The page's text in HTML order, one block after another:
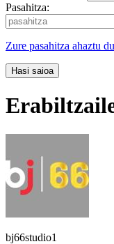
Pasahitza:
Zure pasahitza ahaztu
Hasi saioa
bj66studio1